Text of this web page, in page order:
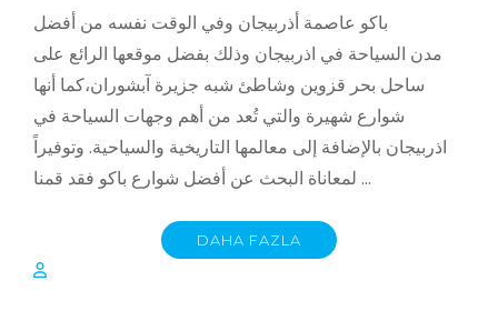
باكو عاصمة أذربيجان وفي الوقت نفسه من أفضل
مدن السياحة في اذربيجان وذلك بفضل موقعها الرائع على
ساحل بحر قزوين وشاطئ شبه جزيرة آبشوران،كما أنها
شوارع شهيرة والتي تُعد من أهم وجهات السياحة في
اذربيجان بالإضافة إلى معالمها التاريخية والسياحية. وتوفيراً
لمعاناة البحث عن أفضل شوارع باكو فقد قمنا …
DAHA FAZLA